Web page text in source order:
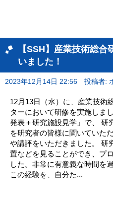
【SSH】産業技術総
いました！
2023年12月14日 22:56 投稿者:
12月13日（水）に、産業技術
ターにおいて研修を実施しま
発表＋研究施設見学」で、 研
を研究者の皆様に聞いていた
や講評をいただきました。 研
置などを見ることができ、プ
した。非常に有意義な時間を
この経験を、自分た...